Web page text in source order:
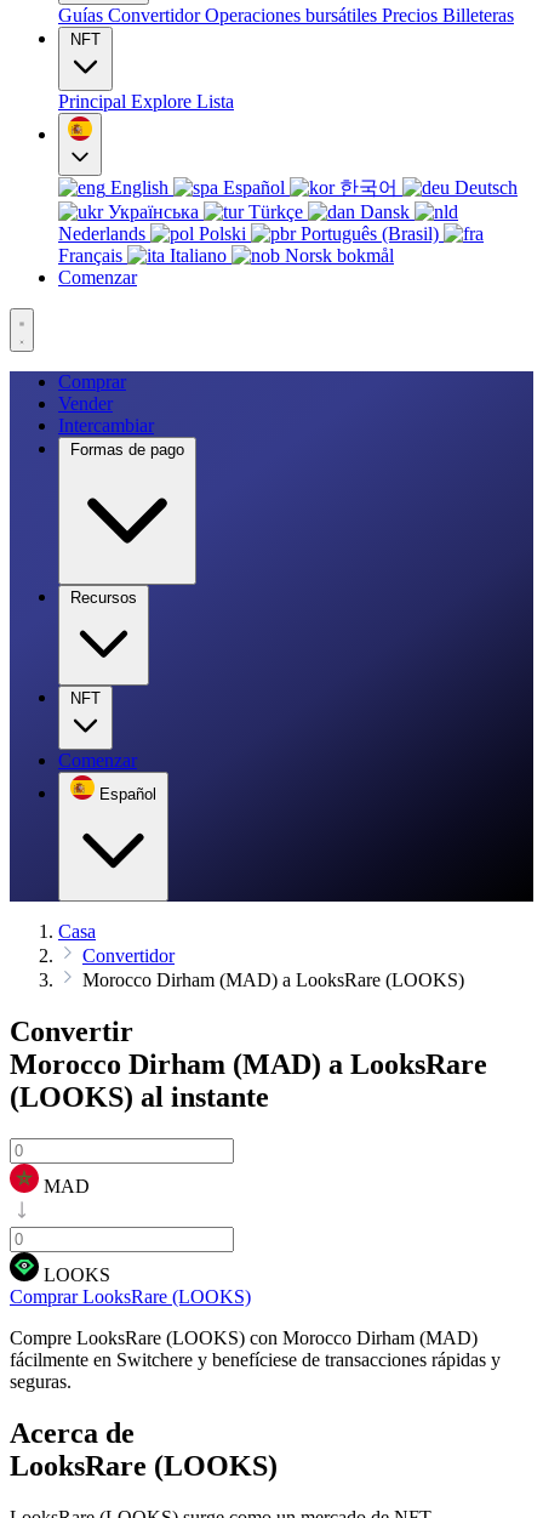
Guías ConvertidorOperaciones bursátiles Precios Billeteras
NFT
Principal Explore Lista
English Español 한국어
Deutsch
Українська
Türkçe
Dansk
Nederlands
Polski
Português (Brasil)
Français
Italiano
Norsk bokmål
Comenzar
Comprar
Vender
Intercambiar
Formas de pago
Recursos
NFT
Comenzar
Español
Casa
Convertidor
Morocco Dirham (MAD) a LooksRare (LOOKS)
Convertir
Morocco Dirham (MAD) a LooksRare
(LOOKS) al instante
MAD
LOOKS
Comprar LooksRare (LOOKS)
Compre LooksRare (LOOKS) con Morocco Dirham (MAD)
fácilmente en Switchere y benefíciese de transacciones rápidas y
seguras.
Acerca de
LooksRare (LOOKS)